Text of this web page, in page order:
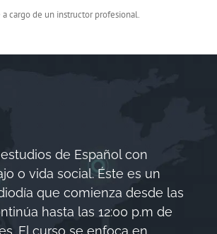
a cargo de un instructor profesional.
de Español con
o vida social. Éste es un
que comienza desde las
hasta las 12:00 p.m de
El curso se enfoca en